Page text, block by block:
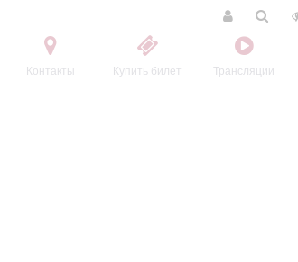
Контакты Купить билет Трансляции